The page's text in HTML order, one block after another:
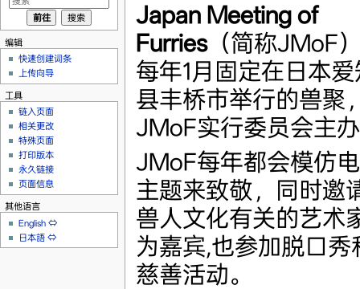
Japan Meeting of
Furries（简称JMoF
每年1月固定在日本爱
县丰桥市举行的兽聚
JMoF实行委员会主
JMoF每年都会模仿
主题来致敬，同时邀
兽人文化有关的艺术
为嘉宾,也参加脱口秀
慈善活动。
编辑
快速创建词条
上传向导
工具
链入页面
相关更改
特殊页面
打印版本
永久链接
页面信息
其他语言
English ⇔
日本語 ⇔